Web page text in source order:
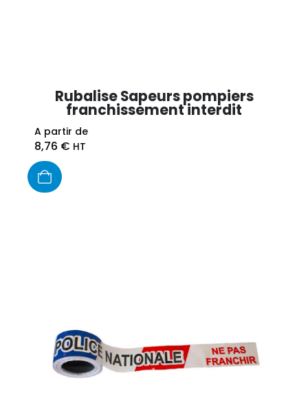
Rubalise Sapeurs pompiers
franchissement interdit
A partir de
8,76 € HT